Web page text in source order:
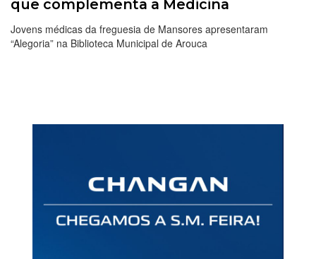
que complementa a Medicina
Jovens médicas da freguesia de Mansores apresentaram
“Alegoria” na Biblioteca Municipal de Arouca